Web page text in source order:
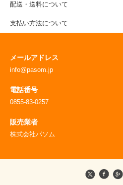
配送・送料について
支払い方法について
メールアドレス
info@pasom.jp
電話番号
0855-83-0257
販売業者
株式会社パソム